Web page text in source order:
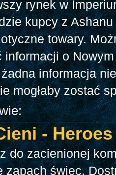
rynek w
kupcy z
towary.
informacji o
informacja
mogłaby zostać
- Heroes
do zacienionej
zapach świec.